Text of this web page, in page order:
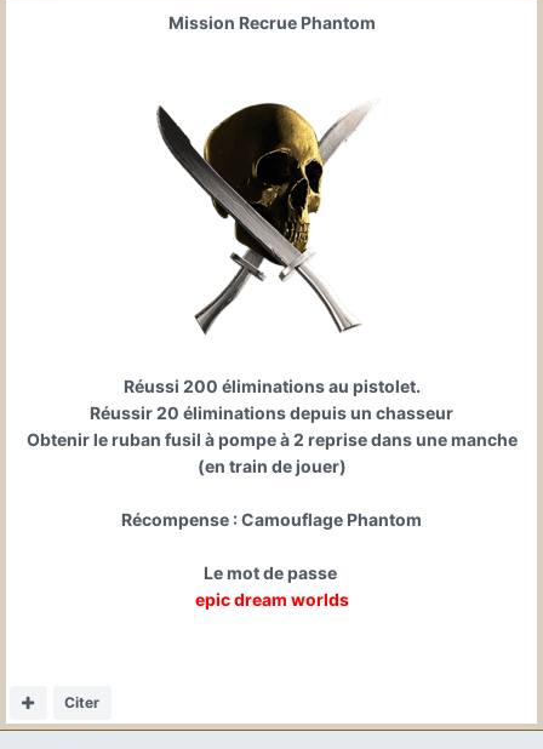
Mission Recrue Phantom
Réussi 200 éliminations au pistolet.
Réussir 20 éliminations depuis un chasseur
Obtenir le ruban fusil à pompe à 2 reprise dans une manche
(en train de jouer)
Récompense : Camouflage Phantom
Le mot de passe
epic dream worlds
Citer